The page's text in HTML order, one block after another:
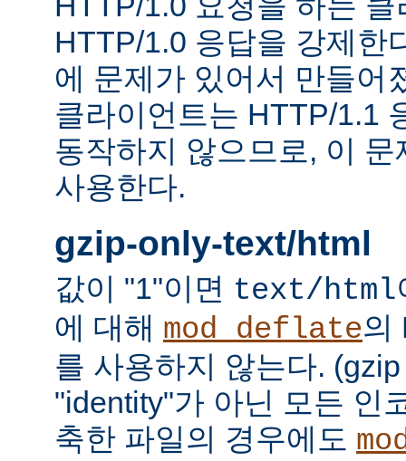
HTTP/1.0 응답을 강제한
에 문제가 있어서 만들어
클라이언트는 HTTP/1.1
동작하지 않으므로, 이
사용한다.
gzip-only-text/html
값이 "1"이면 text/html
에 대해 mod_deflate의
를 사용하지 않는다.
"identity"가 아닌 모든 인
축한 파일의 경우에도